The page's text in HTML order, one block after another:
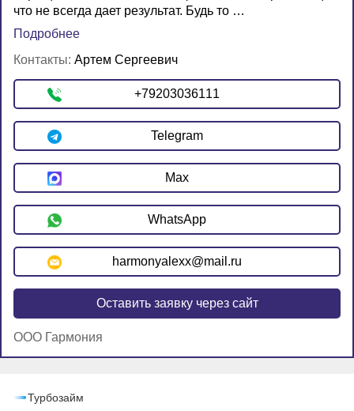
что не всегда дает результат. Будь то …
Подробнее
Контакты: Артем Сергеевич
+79203036111
Telegram
Max
WhatsApp
harmonyalexx@mail.ru
Оставить заявку через сайт
ООО Гармония
Турбозайм